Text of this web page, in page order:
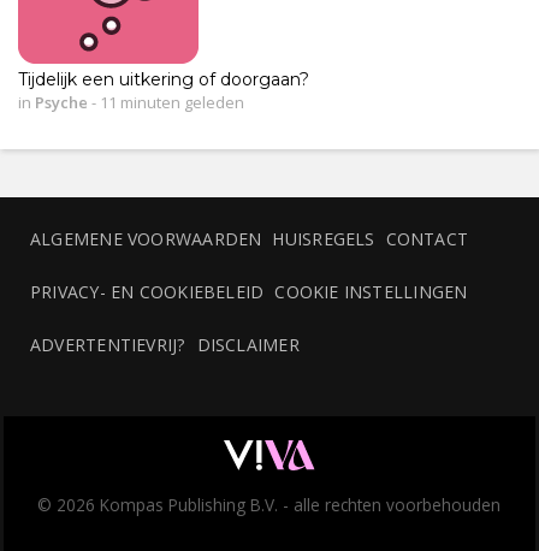
Tijdelijk een uitkering of doorgaan?
in Psyche - 11 minuten geleden
ALGEMENE VOORWAARDEN HUISREGELS CONTACT
PRIVACY- EN COOKIEBELEID COOKIE INSTELLINGEN
ADVERTENTIEVRIJ? DISCLAIMER
© 2026 Kompas Publishing B.V. - alle rechten voorbehouden